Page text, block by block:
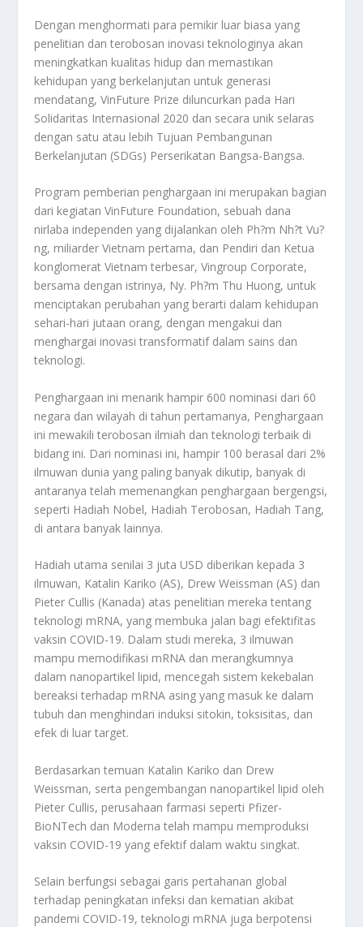
Dengan menghormati para pemikir luar biasa yang
penelitian dan terobosan inovasi teknologinya akan
meningkatkan kualitas hidup dan memastikan
kehidupan yang berkelanjutan untuk generasi
mendatang, VinFuture Prize diluncurkan pada Hari
Solidaritas Internasional 2020 dan secara unik selaras
dengan satu atau lebih Tujuan Pembangunan
Berkelanjutan (SDGs) Perserikatan Bangsa-Bangsa.
Program pemberian penghargaan ini merupakan bagian
dari kegiatan VinFuture Foundation, sebuah dana
nirlaba independen yang dijalankan oleh Ph?m Nh?t Vu?
ng, miliarder Vietnam pertama, dan Pendiri dan Ketua
konglomerat Vietnam terbesar, Vingroup Corporate,
bersama dengan istrinya, Ny. Ph?m Thu Huong, untuk
menciptakan perubahan yang berarti dalam kehidupan
sehari-hari jutaan orang, dengan mengakui dan
menghargai inovasi transformatif dalam sains dan
teknologi.
Penghargaan ini menarik hampir 600 nominasi dari 60
negara dan wilayah di tahun pertamanya, Penghargaan
ini mewakili terobosan ilmiah dan teknologi terbaik di
bidang ini. Dari nominasi ini, hampir 100 berasal dari 2%
ilmuwan dunia yang paling banyak dikutip, banyak di
antaranya telah memenangkan penghargaan bergengsi,
seperti Hadiah Nobel, Hadiah Terobosan, Hadiah Tang,
di antara banyak lainnya.
Hadiah utama senilai 3 juta USD diberikan kepada 3
ilmuwan, Katalin Kariko (AS), Drew Weissman (AS) dan
Pieter Cullis (Kanada) atas penelitian mereka tentang
teknologi mRNA, yang membuka jalan bagi efektifitas
vaksin COVID-19. Dalam studi mereka, 3 ilmuwan
mampu memodifikasi mRNA dan merangkumnya
dalam nanopartikel lipid, mencegah sistem kekebalan
bereaksi terhadap mRNA asing yang masuk ke dalam
tubuh dan menghindari induksi sitokin, toksisitas, dan
efek di luar target.
Berdasarkan temuan Katalin Kariko dan Drew
Weissman, serta pengembangan nanopartikel lipid oleh
Pieter Cullis, perusahaan farmasi seperti Pfizer-
BioNTech dan Moderna telah mampu memproduksi
vaksin COVID-19 yang efektif dalam waktu singkat.
Selain berfungsi sebagai garis pertahanan global
terhadap peningkatan infeksi dan kematian akibat
pandemi COVID-19, teknologi mRNA juga berpotensi